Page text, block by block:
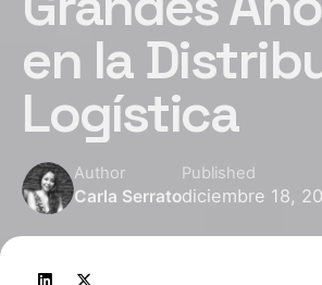
en la
Logística
Author
Carla Serrato
Published
diciembre 18,